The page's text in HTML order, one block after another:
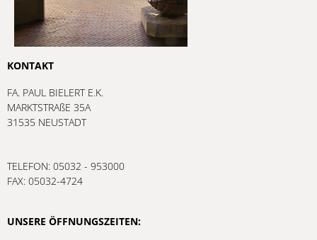
KONTAKT
FA. PAUL BIELERT E.K.
MARKTSTRAßE 35A
31535 NEUSTADT
TELEFON: 05032 - 953000
FAX: 05032-4724
UNSERE ÖFFNUNGSZEITEN: